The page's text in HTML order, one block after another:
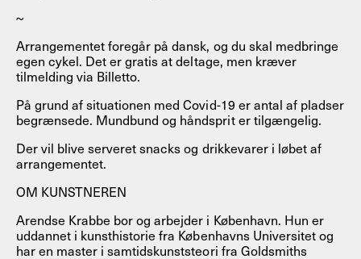
~
Arrangementet foregår på dansk, og du skal medbringe
egen cykel. Det er gratis at deltage, men kræver
tilmelding via Billetto.
På grund af situationen med Covid-19 er antal af pladser
begrænsede. Mundbund og håndsprit er tilgængelig.
Der vil blive serveret snacks og drikkevarer i løbet af
arrangementet.
OM KUNSTNEREN
Arendse Krabbe bor og arbejder i København. Hun er
uddannet i kunsthistorie fra Københavns Universitet og
har en master i samtidskunststeori fra Goldsmiths